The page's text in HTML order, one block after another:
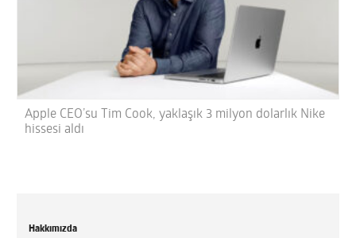
Apple CEO’su Tim Cook, yaklaşık 3 milyon dolarlık Nike
hissesi aldı
Hakkımızda